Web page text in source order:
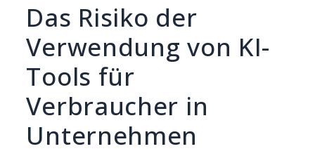
Das Risiko der
Verwendung von KI-
Tools für
Verbraucher in
Unternehmen